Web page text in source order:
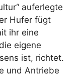
auferlegte
Hufer fügt
ihr eine
eigene
ist, richtet.
und Antriebe